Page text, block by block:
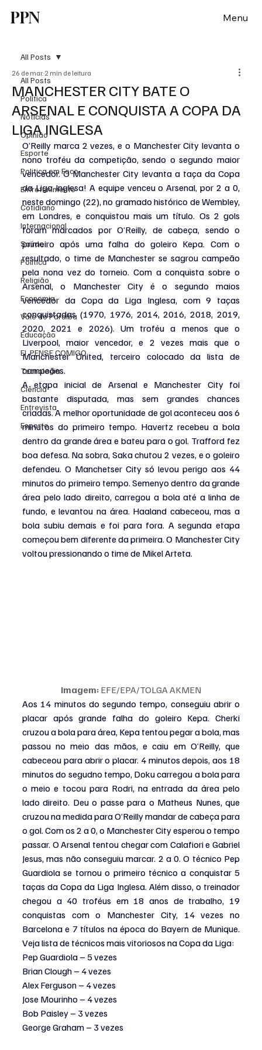
PPN Menu
All Posts
Política
Notícias
Opinião
Esporte
Politica em Foco
Entretenimento
Cotidiano
Internacional
Saúde
Politica
Religião
Economia
Vale do Paraiba
Educação
EI, PENSE COMIGO.
Tecnologia
Ciência
Entrevista
Esporte
All Posts
MANCHESTER CITY BATE O
ARSENAL E CONQUISTA A COPA DA
LIGA INGLESA
26 de mar. 2 min de leitura
O’Reilly marca 2 vezes, e o Manchester City levanta o
nono troféu da competição, sendo o segundo maior
vencedor. O Manchester City levanta a taça da Copa
da Liga Inglesa! A equipe venceu o Arsenal, por 2 a 0,
neste domingo (22), no gramado histórico de Wembley,
em Londres, e conquistou mais um título. Os 2 gols
foram marcados por O’Reilly, de cabeça, sendo o
primeiro após uma falha do goleiro Kepa. Com o
resultado, o time de Manchester se sagrou campeão
pela nona vez do torneio. Com a conquista sobre o
Arsenal, o Manchester City é o segundo maios
vencedor da Copa da Liga Inglesa, com 9 taças
conquistadas (1970, 1976, 2014, 2016, 2018, 2019,
2020, 2021 e 2026). Um troféu a menos que o
Liverpool, maior vencedor, e 2 vezes mais que o
Manchester United, terceiro colocado da lista de
campeões.
A etapa inicial de Arsenal e Manchester City foi
bastante disputada, mas sem grandes chances
criadas. A melhor oportunidade de gol aconteceu aos 6
minutos do primeiro tempo. Havertz recebeu a bola
dentro da grande área e bateu para o gol. Trafford fez
boa defesa. Na sobra, Saka chutou 2 vezes, e o goleiro
defendeu. O Manchetser City só levou perigo aos 44
minutos do primeiro tempo. Semenyo dentro da grande
área pelo lado direito, carregou a bola até a linha de
fundo, e levantou na área. Haaland cabeceou, mas a
bola subiu demais e foi para fora. A segunda etapa
começou bem diferente da primeira. O Manchester City
voltou pressionando o time de Mikel Arteta.
Imagem: EFE/EPA/TOLGA AKMEN
Aos 14 minutos do segundo tempo, conseguiu abrir o
placar após grande falha do goleiro Kepa. Cherki
cruzou a bola para área, Kepa tentou pegar a bola, mas
passou no meio das mãos, e caiu em O’Reilly, que
cabeceou para abrir o placar. 4 minutos depois, aos 18
minutos do segudno tempo, Doku carregou a bola para
o meio e tocou para Rodri, na entrada da área pelo
lado direito. Deu o passe para o Matheus Nunes, que
cruzou na medida para O’Reilly mandar de cabeça para
o gol. Com os 2 a 0, o Manchester City esperou o tempo
passar. O Arsenal tentou chegar com Calafiori e Gabriel
Jesus, mas não conseguiu marcar. 2 a 0. O técnico Pep
Guardiola se tornou o primeiro técnico a conquistar 5
taças da Copa da Liga Inglesa. Além disso, o treinador
chegou a 40 troféus em 18 anos de trabalho, 19
conquistas com o Manchester City, 14 vezes no
Barcelona e 7 títulos na época do Bayern de Munique.
Veja lista de técnicos mais vitoriosos na Copa da Liga:
Pep Guardiola – 5 vezes
Brian Clough – 4 vezes
Alex Ferguson – 4 vezes
Jose Mourinho – 4 vezes
Bob Paisley – 3 vezes
George Graham – 3 vezes